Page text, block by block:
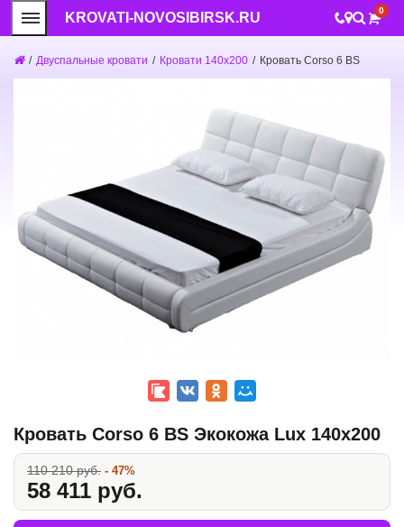
KROVATI-NOVOSIBIRSK.RU 0
/ Двуспальные кровати / Кровати 140x200 / Кровать Corso 6 BS
Кровать Corso 6 BS Экокожа Lux 140x200
110 210 руб. - 47%
58 411 руб.